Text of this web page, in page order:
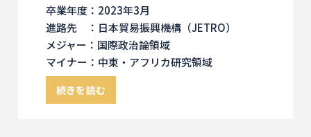
卒業年度：2023年3月
進路先 ：日本貿易振興機構（JETRO）
メジャー：国際政治論領域
マイナー：中東・アフリカ研究領域
続きを読む